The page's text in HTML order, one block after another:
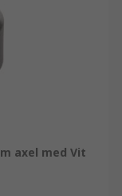
axel med Vit